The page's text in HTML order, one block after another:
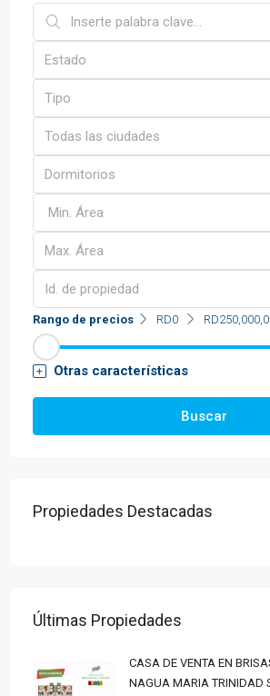
Estado
Tipo
Todas las ciudades
Dormitorios
Rango de precios RD0
Otras características
Buscar
Propiedades Destacadas
Últimas Propiedades
CASA DE VENTA EN
NAGUA MARIA TRINIDAD